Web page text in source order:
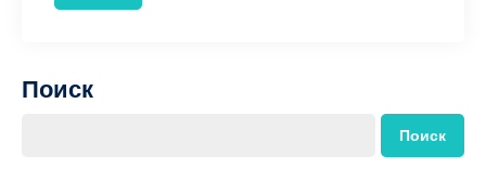
Поиск
Поиск